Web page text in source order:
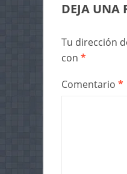
DEJA UNA
Tu dirección
con *
Comentario *